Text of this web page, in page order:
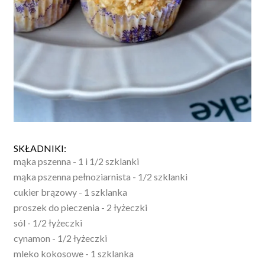
SKŁADNIKI:
mąka pszenna - 1 i 1/2 szklanki
mąka pszenna pełnoziarnista - 1/2 szklanki
cukier brązowy - 1 szklanka
proszek do pieczenia - 2 łyżeczki
sól - 1/2 łyżeczki
cynamon - 1/2 łyżeczki
mleko kokosowe - 1 szklanka